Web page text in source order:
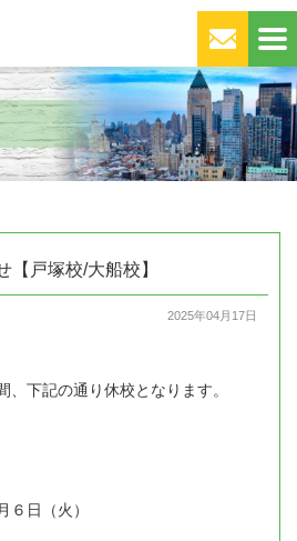
【戸塚校/大船校】
2025年04月17日
、下記の通り休校となります。
６日（火）